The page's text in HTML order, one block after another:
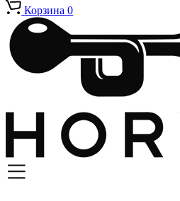
Корзина 0